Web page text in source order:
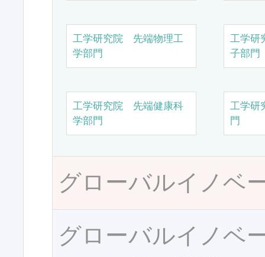
工学研究院 先端物理工
学部門
工学研
子部門
工学研究院 先端健康科
学部門
工学研
門
グローバルイノベ
グローバルイノベ